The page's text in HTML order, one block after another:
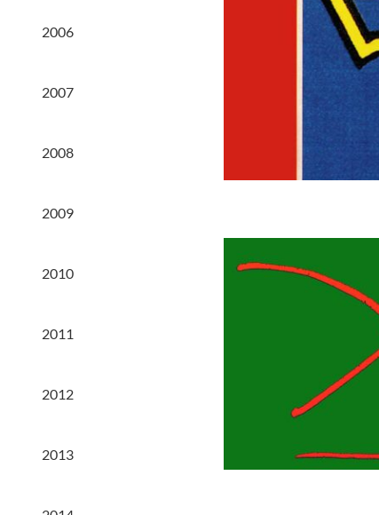
2006
2007
2008
2009
2010
2011
2012
2013